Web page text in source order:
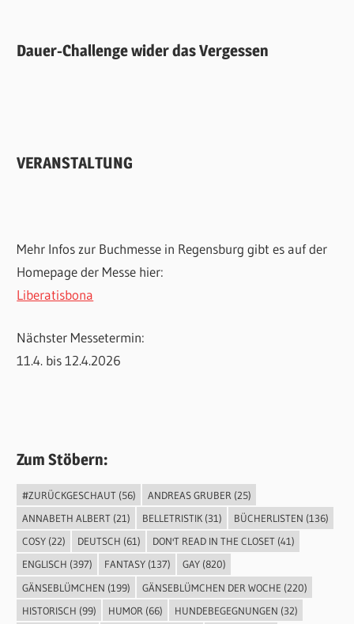
Dauer-Challenge wider das Vergessen
VERANSTALTUNG
Mehr Infos zur Buchmesse in Regensburg gibt es auf der
Homepage der Messe hier:
Liberatisbona
Nächster Messetermin:
11.4. bis 12.4.2026
Zum Stöbern:
#ZURÜCKGESCHAUT(56) ANDREAS GRUBER (25)
ANNABETH ALBERT(21) BELLETRISTIK(31) BÜCHERLISTEN (136)
COSY(22) DEUTSCH (61) DON'T READ IN THE CLOSET(41)
ENGLISCH (397) FANTASY(137) GAY(820)
GÄNSEBLÜMCHEN (199) GÄNSEBLÜMCHEN DER WOCHE (220)
HISTORISCH (99) HUMOR (66) HUNDEBEGEGNUNGEN (32)